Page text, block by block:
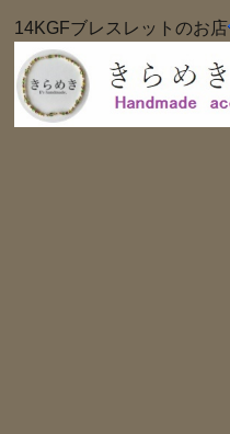
14KGFブレスレットのお店